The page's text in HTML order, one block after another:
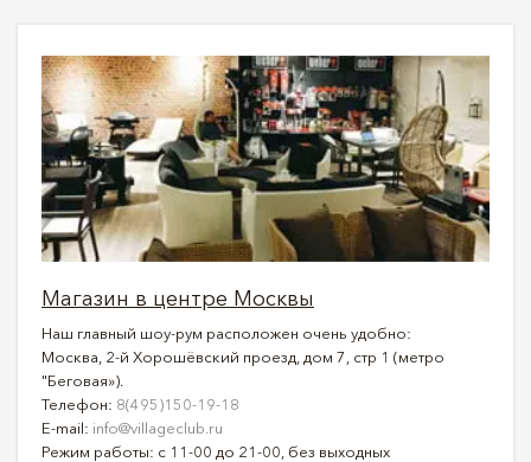
Магазин в центре Москвы
Наш главный шоу-рум расположен очень удобно:
Москва, 2-й Хорошёвский проезд, дом 7, стр 1 (метро
"Беговая»).
Телефон: 8(495)150-19-18
E-mail: info@villageclub.ru
Режим работы: с 11-00 до 21-00, без выходных